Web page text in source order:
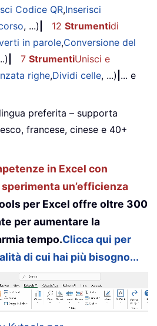
Codice QR,Inserisci
, ...) 12 Strumentidi
in parole,Conversione del
7 StrumentiUnisci e
righe,Dividi celle, ...) ... e
preferita – supporta
francese, cinese e 40+
in Excel con
un’efficienza
per Excel offre oltre 300
per aumentare la
tempo.Clicca qui per
di cui hai più bisogno...